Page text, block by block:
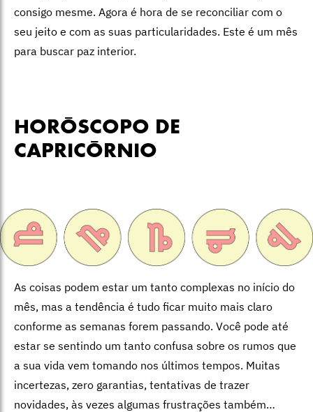
consigo mesme. Agora é hora de se reconciliar com o
seu jeito e com as suas particularidades. Este é um mês
para buscar paz interior.
HORÓSCOPO DE
CAPRICÓRNIO
As coisas podem estar um tanto complexas no início do
mês, mas a tendência é tudo ficar muito mais claro
conforme as semanas forem passando. Você pode até
estar se sentindo um tanto confusa sobre os rumos que
a sua vida vem tomando nos últimos tempos. Muitas
incertezas, zero garantias, tentativas de trazer
novidades, às vezes algumas frustrações também…